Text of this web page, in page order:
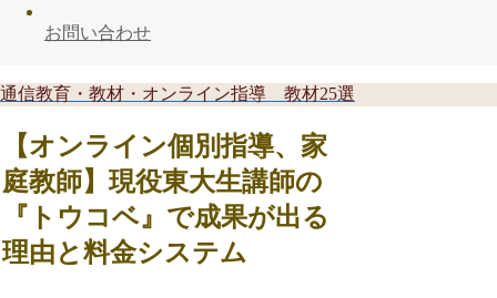
お問い合わせ
通信教育・教材・オンライン指導 教材25選
【オンライン個別指導、家
庭教師】現役東大生講師の
『トウコベ』で成果が出る
理由と料金システム